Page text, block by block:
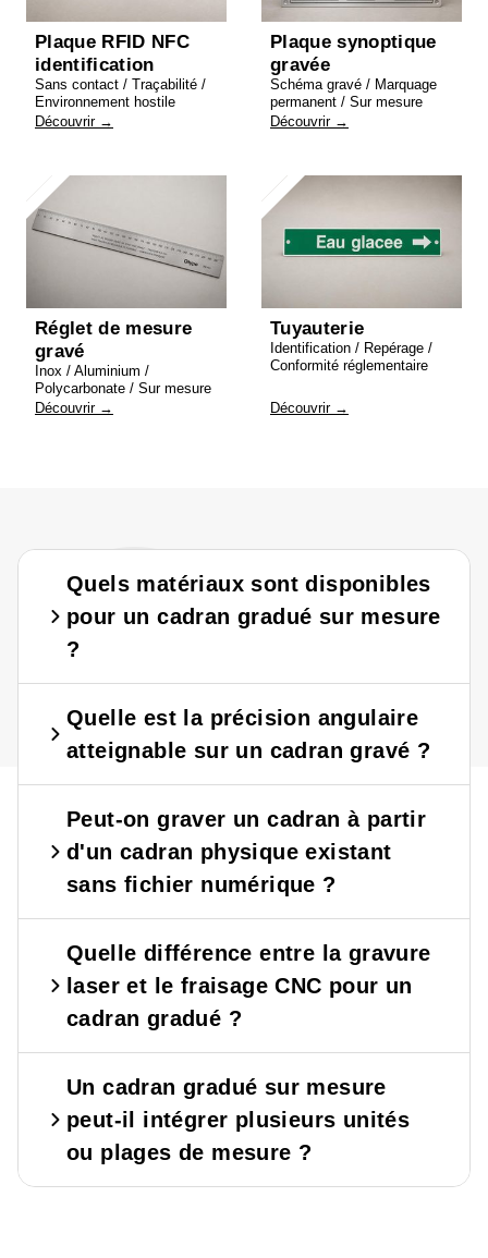
Plaque RFID NFC
identification
Sans contact / Traçabilité /
Environnement hostile
Découvrir →
Plaque synoptique
gravée
Schéma gravé / Marquage
permanent / Sur mesure
Découvrir →
Réglet de mesure
gravé
Inox / Aluminium /
Polycarbonate / Sur mesure
Découvrir →
Tuyauterie
Identification / Repérage /
Conformité réglementaire
Découvrir →
? ?
Quels matériaux sont disponibles
pour un cadran gradué sur mesure
?
Quelle est la précision angulaire
atteignable sur un cadran gravé ?
Peut-on graver un cadran à partir
d'un cadran physique existant
sans fichier numérique ?
Quelle différence entre la gravure
laser et le fraisage CNC pour un
cadran gradué ?
Un cadran gradué sur mesure
peut-il intégrer plusieurs unités
ou plages de mesure ?